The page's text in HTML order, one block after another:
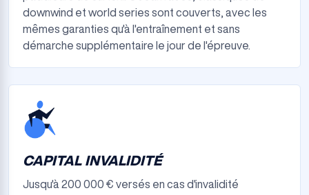
downwind et world series sont couverts, avec les
mêmes garanties qu'à l'entraînement et sans
démarche supplémentaire le jour de l'épreuve.
CAPITAL INVALIDITÉ
Jusqu'à 200 000 € versés en cas d'invalidité